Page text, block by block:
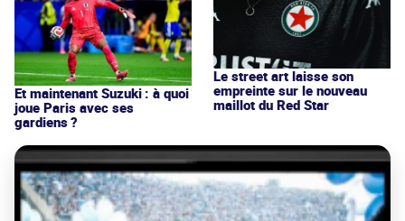
Et maintenant Suzuki : à quoi
joue Paris avec ses
gardiens ?
Le street art laisse son
empreinte sur le nouveau
maillot du Red Star